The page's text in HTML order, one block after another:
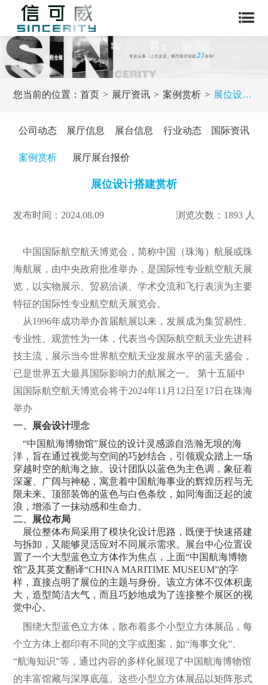
您当前的位置：首页 展厅资讯 案例赏析 展位设计搭建赏析
公司动态 展厅信息 展台信息 行业动态 国际资讯
案例赏析 展厅展台报价
展位设计搭建赏析
发布时间：2024.08.09 浏览次数：1893 人
中国国际航空航天博览会，简称中国（珠海）航展或珠
海航展，由中央政府批准举办，是国际性专业航空航天展
览，以实物展示、贸易洽谈、学术交流和飞行表演为主要
特征的国际性专业航空航天展览会。
从1996年成功举办首届航展以来，发展成为集贸易性、
专业性、观赏性为一体，代表当今国际航空航天业先进科
技主流，展示当今世界航空航天业发展水平的蓝天盛会，
已是世界五大最具国际影响力的航展之一。 第十五届中
国国际航空航天博览会将于2024年11月12日至17日在珠海
举办
一、 展会设计理念
“中国航海博物馆”展位的设计灵感源自浩瀚无垠的海
洋，旨在通过视觉与空间的巧妙结合，引领观众踏上一场
穿越时空的航海之旅。设计团队以蓝色为主色调，象征着
深邃、广阔与神秘，寓意着中国航海事业的辉煌历程与无
限未来。顶部装饰的蓝色与白色条纹，如同海面泛起的波
浪，增添了一抹动感和生命力。
二、 展位布局
展位整体布局采用了模块化设计思路，既便于快速搭建
与拆卸，又能够灵活应对不同展示需求。展台中心位置设
置了一个大型蓝色立方体作为焦点，上面“中国航海博物
馆”及其英文翻译“CHINA MARITIME MUSEUM”的字
样，直接点明了展位的主题与身份。该立方体不仅体积庞
大，造型简洁大气，而且巧妙地成为了连接整个展区的视
觉中心。
围绕大型蓝色立方体，散布着多个小型立方体展品，每
个立方体上都印有不同的文字或图案，如“海事文化”、
“航海知识”等，通过内容的多样化展现了中国航海博物馆
的丰富馆藏与深厚底蕴。这些小型立方体展品以矩阵形式